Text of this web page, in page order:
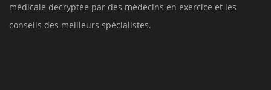
médicale decryptée par des médecins en exercice et les
conseils des meilleurs spécialistes.